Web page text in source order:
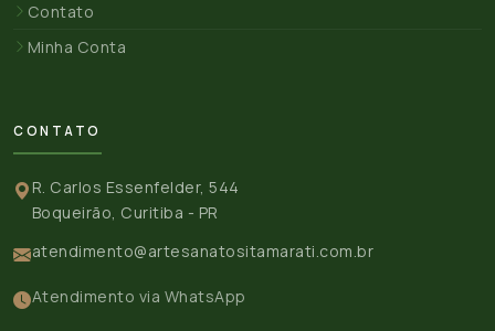
Contato
Minha Conta
CONTATO
R. Carlos Essenfelder, 544
Boqueirão, Curitiba - PR
atendimento@artesanatositamarati.com.br
Atendimento via WhatsApp